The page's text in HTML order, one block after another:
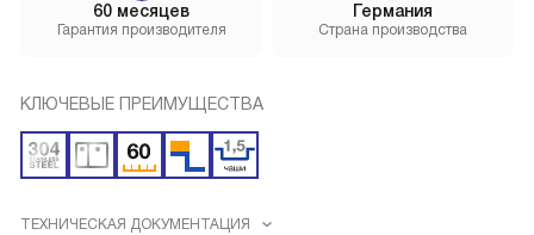
60 месяцев
Гарантия производителя
Германия
Страна производства
КЛЮЧЕВЫЕ ПРЕИМУЩЕСТВА
ТЕХНИЧЕСКАЯ ДОКУМЕНТАЦИЯ